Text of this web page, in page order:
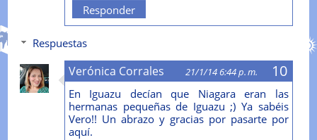
Responder
Respuestas
Verónica Corrales 21/1/14 6:44 p. m.
En Iguazu decían que Niagara eran las
hermanas pequeñas de Iguazu ;) Ya sabéis
Vero!! Un abrazo y gracias por pasarte por
aquí.